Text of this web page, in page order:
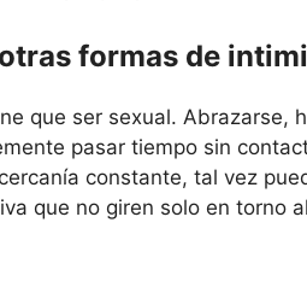
formas de
que ser sexual. Abrazarse,
pasar tiempo sin
constante, tal vez
que no giren solo en torno